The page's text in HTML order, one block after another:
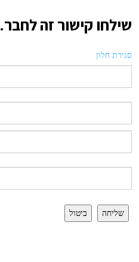
שילחו קישור זה לחבר.
סגירת חלון
שליחה ביטול